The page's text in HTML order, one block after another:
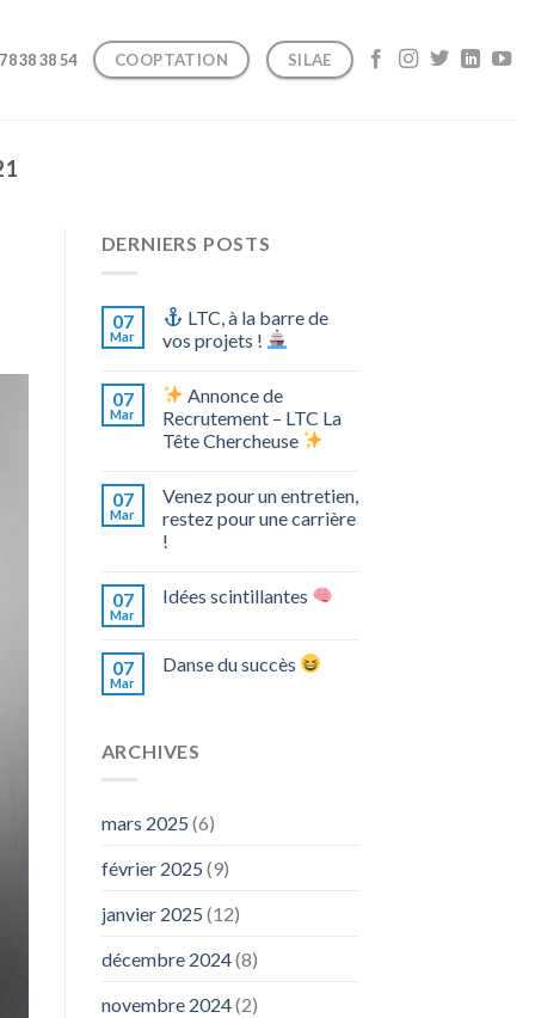
38 38 54 COOPTATION SILAE
DERNIERS POSTS
07
Mar
LTC, à la barre de
vos projets !
07
Mar
Annonce de
Recrutement – LTC La
Tête Chercheuse
07
Mar
Venez pour un entretien,
restez pour une carrière
!
07
Mar
Idées scintillantes
07
Mar
Danse du succès
ARCHIVES
mars 2025 (6)
février 2025 (9)
janvier 2025 (12)
décembre 2024(8)
novembre 2024(2)